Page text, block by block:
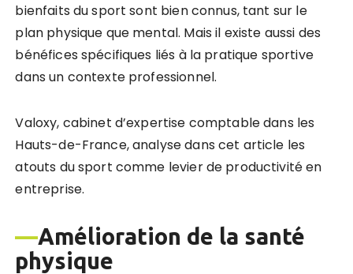
bienfaits du sport sont bien connus, tant sur le
plan physique que mental. Mais il existe aussi des
bénéfices spécifiques liés à la pratique sportive
dans un contexte professionnel.
Valoxy, cabinet d’expertise comptable dans les
Hauts-de-France, analyse dans cet article les
atouts du sport comme levier de productivité en
entreprise.
—Amélioration de la santé
physique